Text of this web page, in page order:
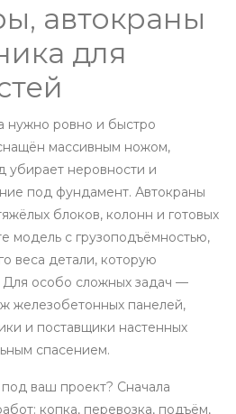
автокраны
для
нужно ровно и быстро
массивным ножом,
убирает неровности и
под фундамент. Автокраны
блоков, колонн и готовых
модель с грузоподъёмностью,
веса детали, которую
Для особо сложных задач —
железобетонных панелей,
и поставщики настенных
спасением.
ваш проект? Сначала
копка, перевозка, подъём,